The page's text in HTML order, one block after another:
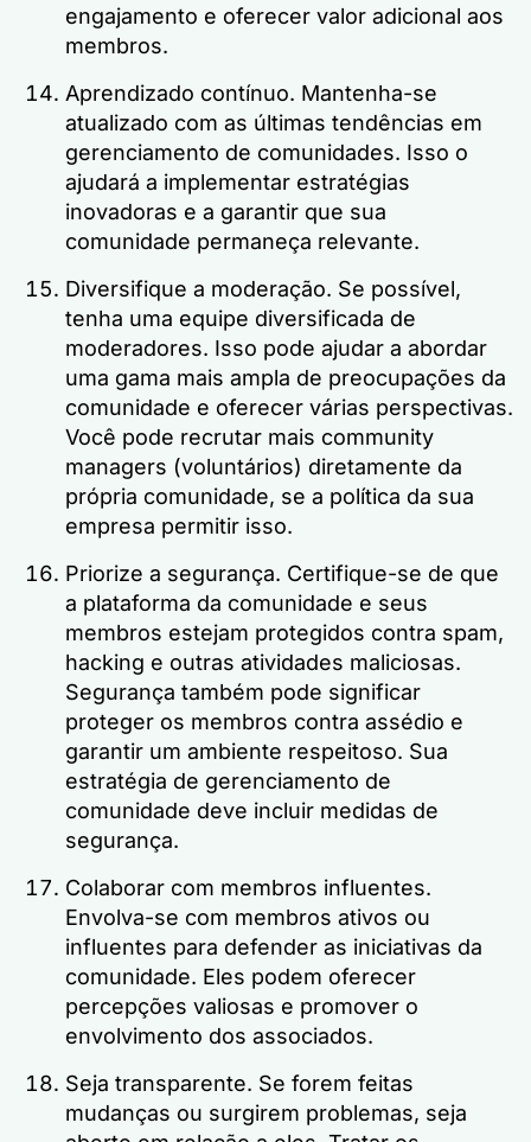
engajamento e oferecer valor adicional aos
membros.
Aprendizado contínuo. Mantenha-se
atualizado com as últimas tendências em
gerenciamento de comunidades. Isso o
ajudará a implementar estratégias
inovadoras e a garantir que sua
comunidade permaneça relevante.
Diversifique a moderação. Se possível,
tenha uma equipe diversificada de
moderadores. Isso pode ajudar a abordar
uma gama mais ampla de preocupações da
comunidade e oferecer várias perspectivas.
Você pode recrutar mais community
managers (voluntários) diretamente da
própria comunidade, se a política da sua
empresa permitir isso.
Priorize a segurança. Certifique-se de que
a plataforma da comunidade e seus
membros estejam protegidos contra spam,
hacking e outras atividades maliciosas.
Segurança também pode significar
proteger os membros contra assédio e
garantir um ambiente respeitoso. Sua
estratégia de gerenciamento de
comunidade deve incluir medidas de
segurança.
Colaborar com membros influentes.
Envolva-se com membros ativos ou
influentes para defender as iniciativas da
comunidade. Eles podem oferecer
percepções valiosas e promover o
envolvimento dos associados.
Seja transparente. Se forem feitas
mudanças ou surgirem problemas, seja